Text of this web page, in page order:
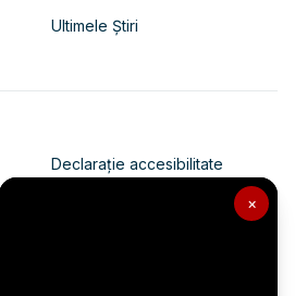
×
Ultimele Știri
Declarație accesibilitate
Politica de confidențialitate